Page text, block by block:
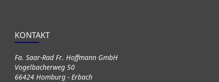
KONTAKT
Fa. Saar-Rad Fr. Hoffmann GmbH
Vogelbacherweg 50
66424 Homburg - Erbach